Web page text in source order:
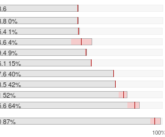
0%
1%
4%
9%
15%
40%
42%
52%
64%
87%
100%